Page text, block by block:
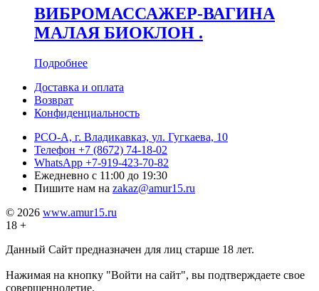
ВИБРОМАССАЖЕР-ВАГИНА
МАЛАЯ БИОКЛОН .
Подробнее
Доставка и оплата
Возврат
Конфиденциальность
РСО-А, г. Владикавказ, ул. Гугкаева, 10
Телефон +7 (8672) 74-18-02
WhatsApp +7-919-423-70-82
Ежедневно с 11:00 до 19:30
Пишите нам на zakaz@amur15.ru
© 2026 www.amur15.ru
18 +
Данный Сайт предназначен для лиц старше 18 лет.
Нажимая на кнопку "Войти на сайт", вы подтверждаете свое
совершеннолетие.